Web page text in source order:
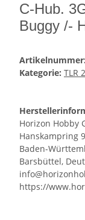
C-Hub.
Buggy /-
Artikelnummer:
Kategorie: TLR
Horizon Hobby
Hanskampring 9
Baden-
Barsbüttel,
https://